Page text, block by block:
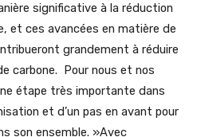
significative à la réduction
et ces avancées en matière de
grandement à réduire
carbone. Pour nous et nos
étape très importante dans
et d’un pas en avant pour
son ensemble. »Avec